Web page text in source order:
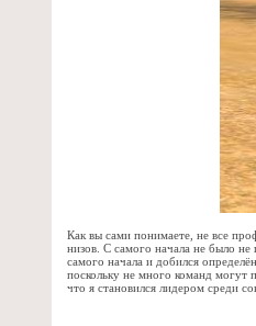
Как вы сами понимаете, не все
низов. С самого начала не было
самого начала и добился
поскольку не много команд могут
что я становился лидером среди